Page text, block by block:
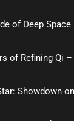
ASSISTIDO
ASSISTIDO
EPISÓDIO 04
of Deep
of Refining Qi –
Showdown